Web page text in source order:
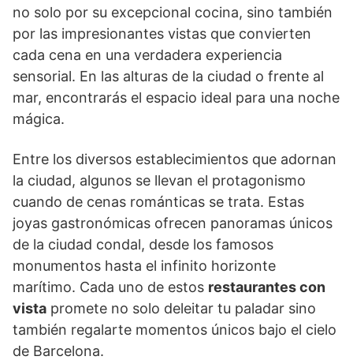
no solo por su excepcional cocina, sino también
por las impresionantes vistas que convierten
cada cena en una verdadera experiencia
sensorial. En las alturas de la ciudad o frente al
mar, encontrarás el espacio ideal para una noche
mágica.
Entre los diversos establecimientos que adornan
la ciudad, algunos se llevan el protagonismo
cuando de cenas románticas se trata. Estas
joyas gastronómicas ofrecen panoramas únicos
de la ciudad condal, desde los famosos
monumentos hasta el infinito horizonte
marítimo. Cada uno de estos restaurantes con
vista promete no solo deleitar tu paladar sino
también regalarte momentos únicos bajo el cielo
de Barcelona.